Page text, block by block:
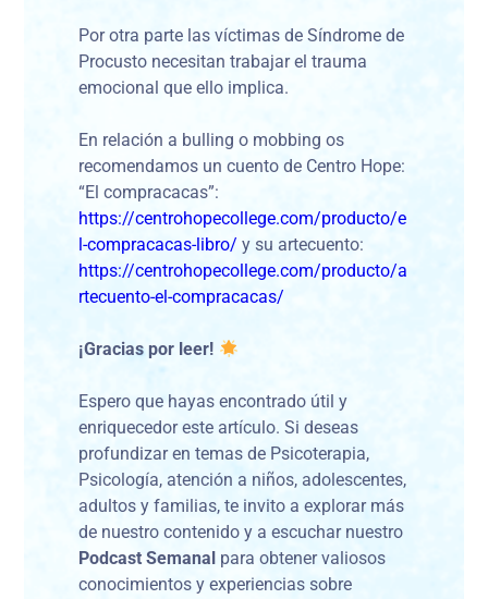
Por otra parte las víctimas de Síndrome de
Procusto necesitan trabajar el trauma
emocional que ello implica.
En relación a bulling o mobbing os
recomendamos un cuento de Centro Hope:
“El compracacas”:
https://centrohopecollege.com/producto/e
l-compracacas-libro/ y su artecuento:
https://centrohopecollege.com/producto/a
rtecuento-el-compracacas/
¡Gracias por leer!
Espero que hayas encontrado útil y
enriquecedor este artículo. Si deseas
profundizar en temas de Psicoterapia,
Psicología, atención a niños, adolescentes,
adultos y familias, te invito a explorar más
de nuestro contenido y a escuchar nuestro
Podcast Semanal para obtener valiosos
conocimientos y experiencias sobre